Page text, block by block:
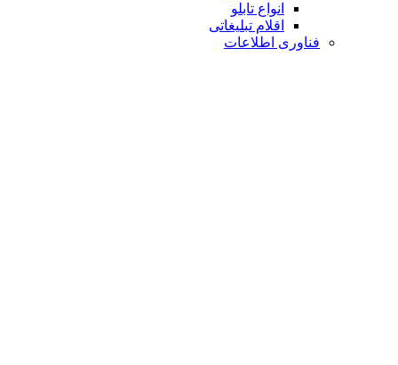
انواع تابلو
اقلام تبلیغاتی
فناوری اطلاعات